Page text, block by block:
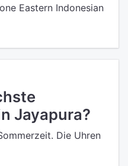
Eastern Indonesian
Jayapura?
Die Uhren